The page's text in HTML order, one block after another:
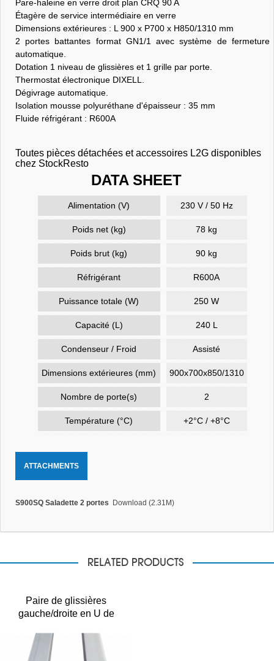
Pare-haleine en verre droit plan CRQ 90 A
Étagère de service intermédiaire en verre
Dimensions extérieures : L 900 x P700 x H850/1310 mm
2 portes battantes format GN1/1 avec système de fermeture
automatique.
Dotation 1 niveau de glissières et 1 grille par porte.
Thermostat électronique DIXELL.
Dégivrage automatique.
Isolation mousse polyuréthane d'épaisseur : 35 mm
Fluide réfrigérant : R600A
Toutes pièces détachées et accessoires L2G disponibles
chez StockResto
DATA SHEET
Alimentation (V) 230 V / 50 Hz
Poids net (kg) 78 kg
Poids brut (kg) 90 kg
Réfrigérant R600A
Puissance totale (W) 250 W
Capacité (L) 240 L
Condenseur / Froid Assisté
Dimensions extérieures (mm) 900x700x850/1310
Nombre de porte(s) 2
Température (°C) +2°C / +8°C
ATTACHMENTS
S900SQ Saladette 2 portes Download (2.31M)
RELATED PRODUCTS
Paire de glissières
gauche/droite en U de